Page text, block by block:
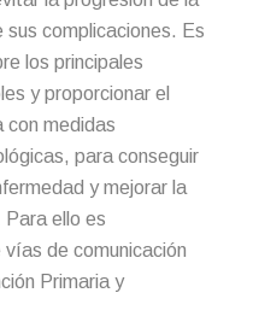
sus complicaciones. Es
los principales
y proporcionar el
medidas
para conseguir
y mejorar la
ello es
de comunicación
Primaria y